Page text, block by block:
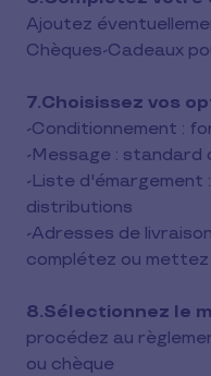
Ajoutez
Chèques-Cadeaux
7.Choisissez vos
-Conditionnement :
-Message : standard
-Liste d'émargement
distributions
-Adresses de
complétez ou mettez
8.Sélectionnez le
procédez au
ou chèque